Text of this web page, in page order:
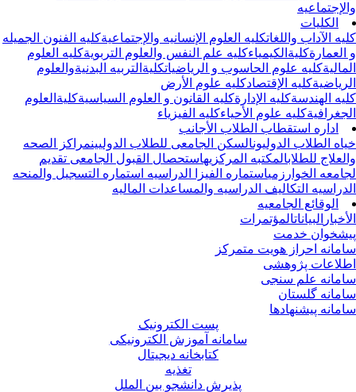
الکلیات
الآداب واللغاتکلیه العلوم الإنسانیه والإجتماعیةکلیه الفنون الجمیله
کلیةالکیمیاءکلیه علم النفس والعلوم التربویةکلیه العلوم
کلیه علوم الحاسوب و الریاضیاتکلیةالتربیه البدنیةوالعلوم
کلیه الإقتصادکلیه علوم الأرض
الهندسةکلیه الإدارة کلیه القانون و العلوم السیاسیةکلیةالعلوم
کلیه علوم الأحیاءکلیه الفیزیاء
اداره استقطاب الطلاب الأجانب
الطلاب الدولیونالسکن الجامعی للطلاب الدولیینمراکز الصحه
للطلابالمکتبه المرکزیه استحصال القبول الجامعی تقدیم
الخوارزمیاستماره الفیزا الدراسیهاستماره التسجیل والمنحه
التکالیف الدراسیه والمساعدات المالیه
الوقائع الجامعیه
البیاناتالمؤتمرات
خدمت
احراز هویت متمرکز
پژوهشی
علم سنجی
گلستان
پیشنهادها
پست الکترونیک
سامانه آموزش الکترونیکی
کتابخانه دیجیتال
تغذیه
پذیرش دانشجو بین الملل